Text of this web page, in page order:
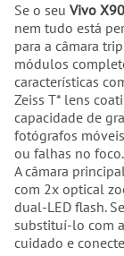
Se o seu Vivo
nem tudo está
para a câmara
módulos
características
Zeiss T* lens
capacidade de
fotógrafos
ou falhas no foco.
A câmara
com 2x optical
dual-LED flash.
substituí-lo com
cuidado e